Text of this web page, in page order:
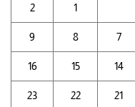
1
2
7
8
9
14
15
16
21
22
23